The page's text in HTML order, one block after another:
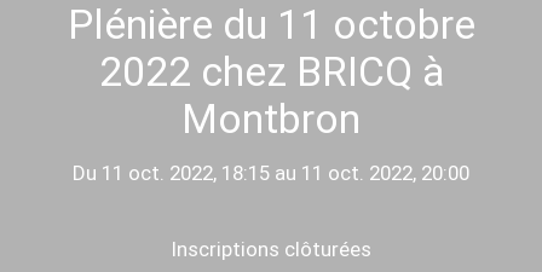
Plénière du 11 octobre
2022 chez BRICQ à
Montbron
Du 11 oct. 2022, 18:15 au 11 oct. 2022, 20:00
Inscriptions clôturées